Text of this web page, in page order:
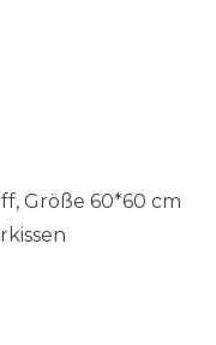
Größe 60*60 cm